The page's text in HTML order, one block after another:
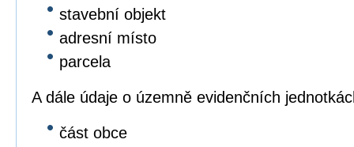
stavební objekt
adresní místo
parcela
A dále údaje o územně evidenčních
část obce